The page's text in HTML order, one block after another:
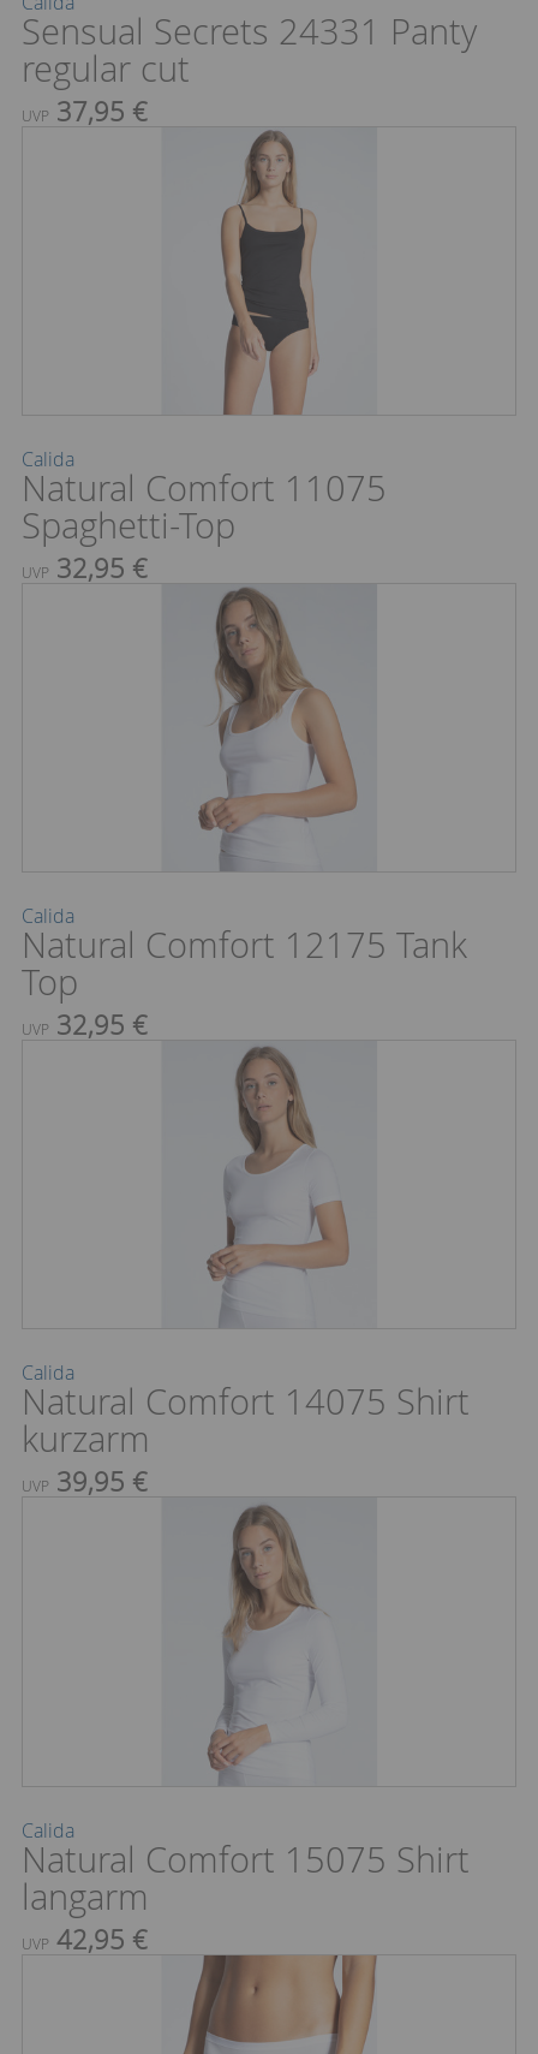
Sensual Secrets 24331 Panty
regular cut
UVP 37,95 €
Calida
Natural Comfort 11075
Spaghetti-Top
UVP 32,95 €
Calida
Natural Comfort 12175 Tank
Top
UVP 32,95 €
Calida
Natural Comfort 14075 Shirt
kurzarm
UVP 39,95 €
Calida
Natural Comfort 15075 Shirt
langarm
UVP 42,95 €